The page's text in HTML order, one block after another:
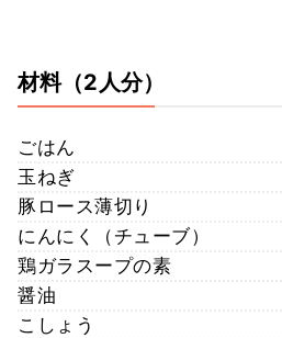
材料（2人分）
ごはん
玉ねぎ
豚ロース薄切り
にんにく（チューブ）
鶏ガラスープの素
醤油
こしょう